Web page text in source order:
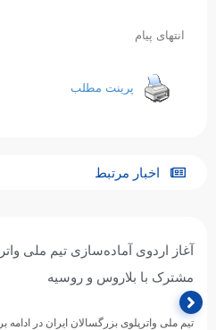
انتهای پیام
پرینت مطلب
اخبار مرتبط
آغاز اردوی آماده‌سازی تیم ملی
مشترک با بلاروس و روسیه
تیم ملی واترپلوی بزرگسالان ایران در ادامه